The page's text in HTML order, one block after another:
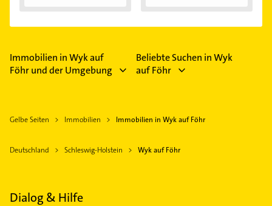
Immobilien in Wyk auf
Föhr und der Umgebung
Beliebte Suchen in Wyk
auf Föhr
Gelbe Seiten Immobilien Immobilien in Wyk auf Föhr
Deutschland Schleswig-Holstein Wyk auf Föhr
Dialog & Hilfe